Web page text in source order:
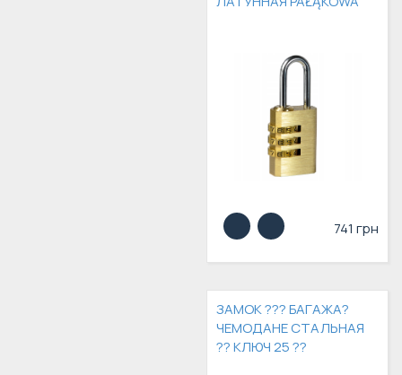
741 грн
ЗАМОК ??? БАГАЖА?
ЧЕМОДАНЕ СТАЛЬНАЯ
?? КЛЮЧ 25 ??